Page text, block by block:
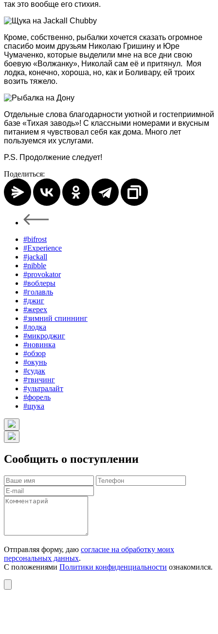
так это вообще его стихия.
Кроме, собственно, рыбалки хочется сказать огромное
спасибо моим друзьям Николаю Гришину и Юре
Чумаченко, которые выделили мне на все дни свою
боевую «Волжанку», Николай сам её и притянул. Моя
лодка, конечно, хороша, но, как и Боливару, ей троих
возить тяжело.
Отдельные слова благодарности уютной и гостеприимной
базе «Тихая заводь»! С классными номерами и вкусным
питанием я чувствовал себя как дома. Много лет
пользуемся их услугами.
P.S. Продолжение следует!
Поделиться:
#bifrost
#Experience
#jackall
#nibble
#provokator
#воблеры
#голавль
#джиг
#жерех
#зимний спиннинг
#лодка
#микроджиг
#новинка
#обзор
#окунь
#судак
#твичинг
#ультралайт
#форель
#щука
Сообщить о поступлении
Отправляя форму, даю согласие на обработку моих
персональных данных.
С положениями Политики конфиденциальности ознакомился.